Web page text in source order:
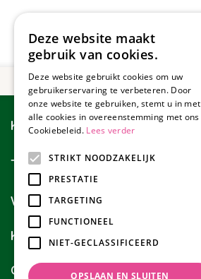
Klantenservice
Tuincollectie
Wie zijn wij?
Klanten geven ons
Contact
Deze website maakt
gebruik van cookies.
Deze website gebruikt cookies om uw
gebruikerservaring te verbeteren. Door
onze website te gebruiken, stemt u in met
alle cookies in overeenstemming met ons
Cookiebeleid. Lees verder
STRIKT NOODZAKELIJK
PRESTATIE
TARGETING
FUNCTIONEEL
NIET-GECLASSIFICEERD
OPSLAAN EN SLUITEN